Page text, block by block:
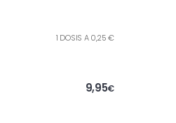
1 DOSIS A 0,25 €
9,95€